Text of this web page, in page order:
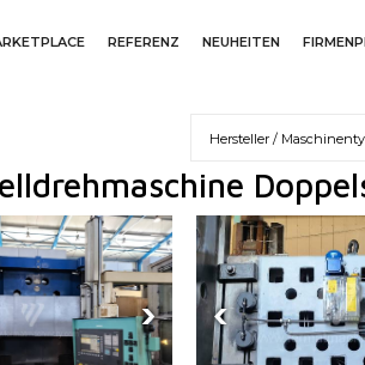
REFERENZ NEUHEITEN
› ‹